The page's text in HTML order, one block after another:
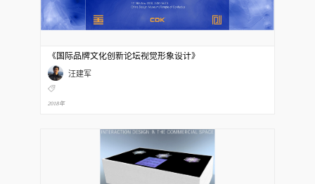
《国际品牌文化创新论坛视觉形象设计》
汪建军
2018年